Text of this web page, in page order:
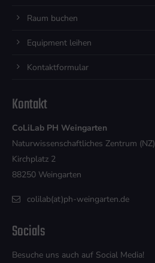
Raum buchen
Equipment leihen
Kontaktformular
Kontakt
CoLiLab PH Weingarten
Naturwissenschaftliches Zentrum (NZ)
Kirchplatz 2
88250 Weingarten
colilab(at)ph-weingarten.de
Socials
Besuche uns auch auf Social Media!